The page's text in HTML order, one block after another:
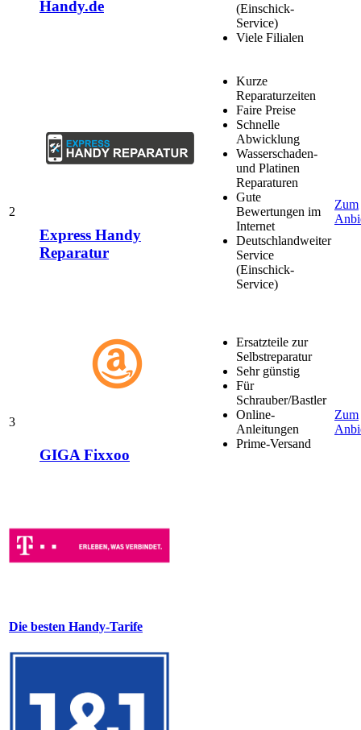
Handy.de
(Einschick-
Service)
Viele Filialen
2
Express Handy
Reparatur
Kurze
Reparaturzeiten
Faire Preise
Schnelle
Abwicklung
Wasserschaden-
und Platinen
Reparaturen
Gute
Bewertungen im
Internet
Deutschlandweiter
Service
(Einschick-
Service)
Zum
3
GIGA Fixxoo
Ersatzteile zur
Selbstreparatur
Sehr günstig
Für
Schrauber/Bastler
Online-
Anleitungen
Prime-Versand
Zum
Die besten Handy-Tarife